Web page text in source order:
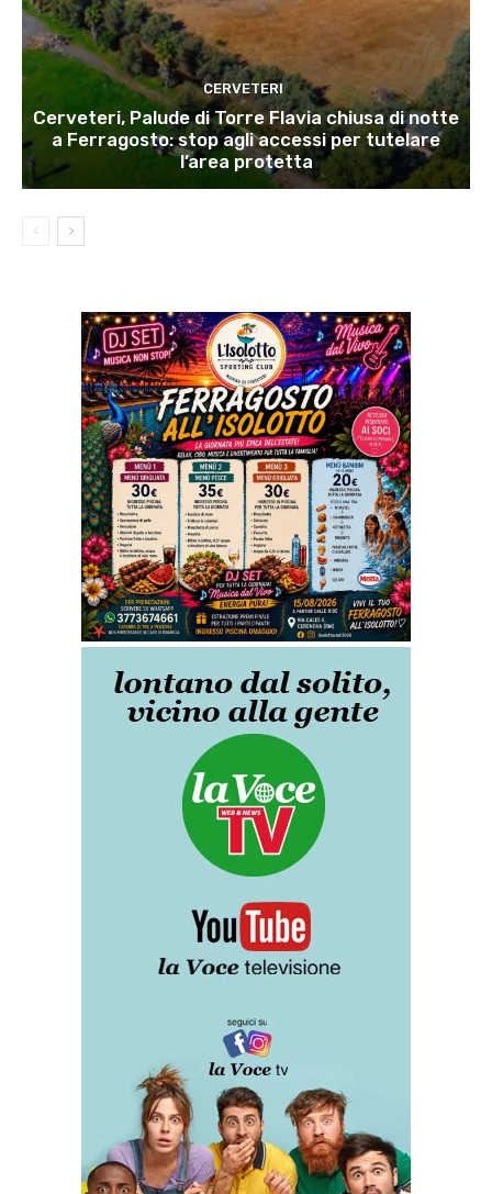
CERVETERI
Cerveteri, Palude di Torre Flavia chiusa di notte
a Ferragosto: stop agli accessi per tutelare
l’area protetta